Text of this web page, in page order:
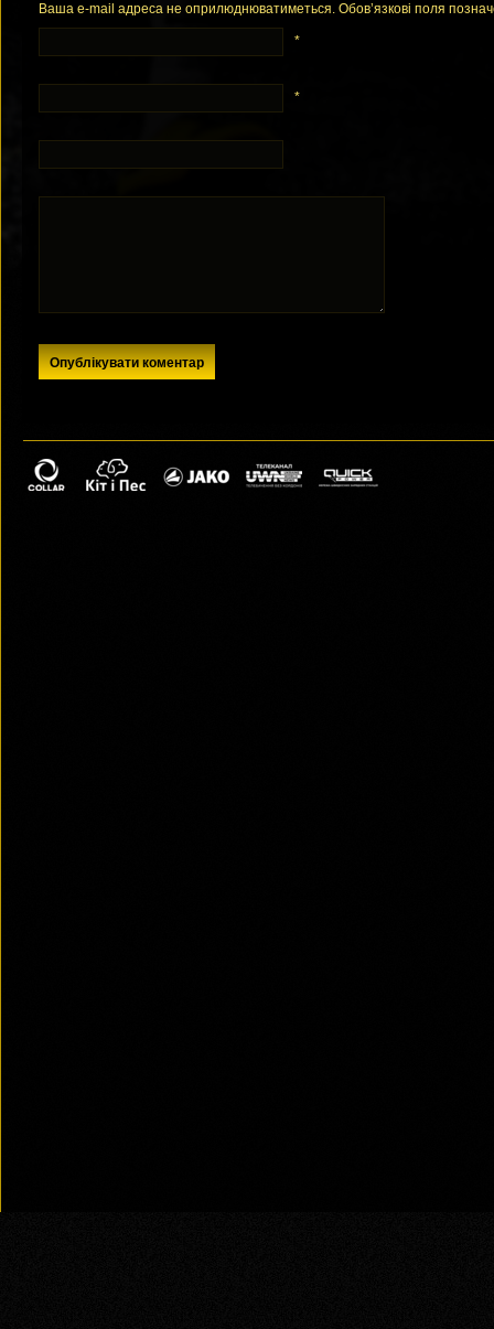
Ваша e-mail адреса не оприлюднюватиметься. Обов’язкові поля
*
*